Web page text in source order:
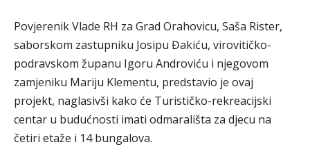
Povjerenik Vlade RH za Grad Orahovicu, Saša Rister,
saborskom zastupniku Josipu Đakiću, virovitičko-
podravskom županu Igoru Androviću i njegovom
zamjeniku Mariju Klementu, predstavio je ovaj
projekt, naglasivši kako će Turističko-rekreacijski
centar u budućnosti imati odmarališta za djecu na
četiri etaže i 14 bungalova.